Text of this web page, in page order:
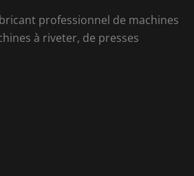
professionnel de machines
à riveter, de presses